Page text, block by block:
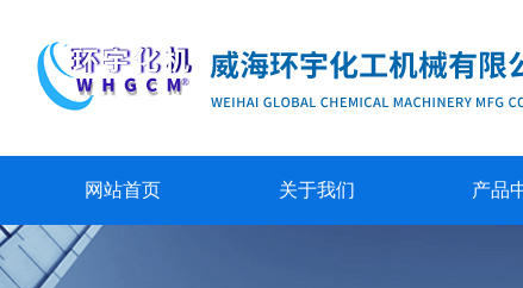
网站首页 关于我们 产品